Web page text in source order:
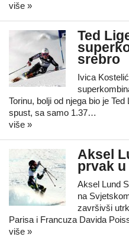
više »
Ted
srebro
Ivica
Torinu, bolji od njega bio je
spust, sa samo 1.37…
više »
Aksel
prvak
Aksel Lund
na
završivši
Parisa i Francuza Davida
više »